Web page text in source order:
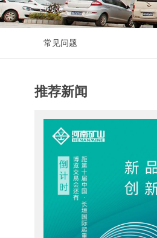
常见问题
推荐新闻